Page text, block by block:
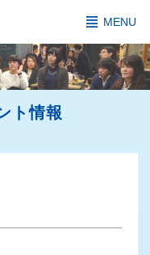
MENU
ト情報